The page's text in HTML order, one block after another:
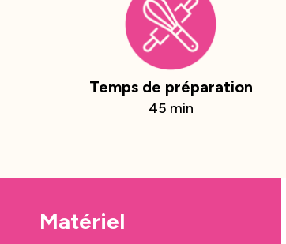
Temps de préparation
45 min
Matériel